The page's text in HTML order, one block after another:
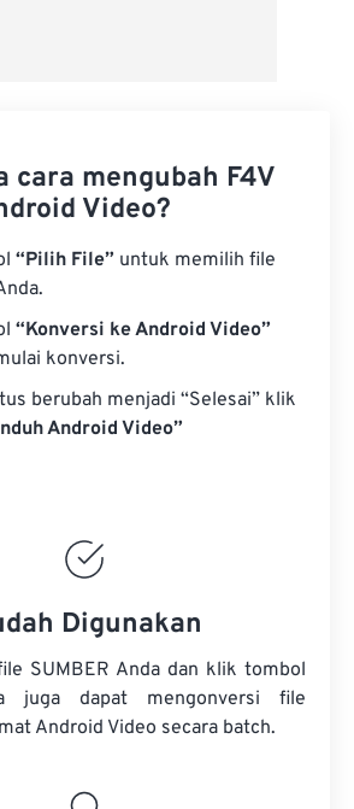
cara mengubah F4V
Video?
“Pilih File” untuk memilih file
“Konversi ke Android Video”
konversi.
berubah menjadi “Selesai” klik
Android Video”
Digunakan
SUMBER Anda dan klik tombol
juga dapat mengonversi file
Android Video secara batch.